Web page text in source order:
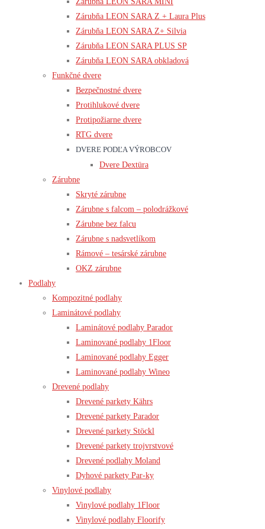
Zárubňa LEON SARA Z + Laura Plus
Zárubňa LEON SARA Z+ Silvia
Zárubňa LEON SARA PLUS SP
Zárubňa LEON SARA obkladová
Funkčné dvere
Bezpečnostné dvere
Protihlukové dvere
Protipožiarne dvere
RTG dvere
DVERE PODĽA VÝROBCOV
Dvere Dextüra
Zárubne
Skryté zárubne
Zárubne s falcom – polodrážkové
Zárubne bez falcu
Zárubne s nadsvetlíkom
Rámové – tesárské zárubne
OKZ zárubne
Podlahy
Kompozitné podlahy
Laminátové podlahy
Laminátové podlahy Parador
Laminované podlahy 1Floor
Laminované podlahy Egger
Laminované podlahy Wineo
Drevené podlahy
Drevené parkety Kährs
Drevené parkety Parador
Drevené parkety Stöckl
Drevené parkety trojvrstvové
Drevené podlahy Moland
Dyhové parkety Par-ky
Vinylové podlahy
Vinylové podlahy 1Floor
Vinylové podlahy Floorify